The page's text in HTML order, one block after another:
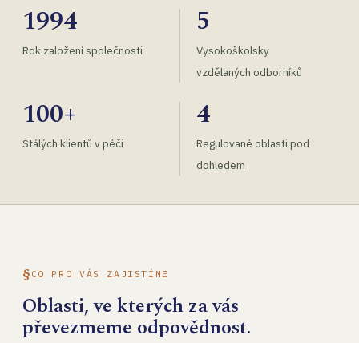
1994
Rok založení společnosti
5
Vysokoškolsky
vzdělaných odborníků
100+
Stálých klientů v péči
4
Regulované oblasti pod
dohledem
CO PRO VÁS ZAJISTÍME
Oblasti, ve kterých za vás
převezmeme odpovědnost.